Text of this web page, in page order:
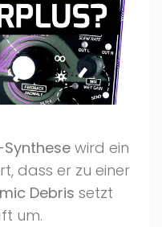
wird ein
dass er zu einer
Debris setzt
um.